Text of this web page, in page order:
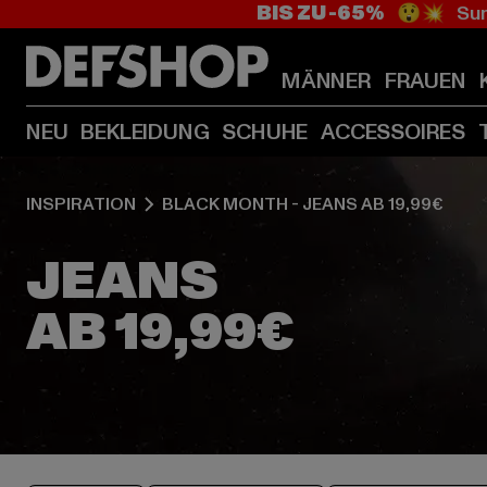
BIS ZU -65% 😲💥
MÄNNER FRAUEN
NEU BEKLEIDUNG SCHUHE ACCESSOIRES
INSPIRATION BLACK MONTH - JEANS AB 19,99€
JEANS